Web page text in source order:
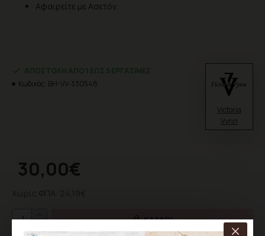
Αφαιρείτε με Ασετόν.
30,00€
ΑΠΟΣΤΟΛΉ ΑΠΌ 1 ΈΩΣ 5 ΕΡΓΆΣΙΜΕΣ
Κωδικός: BH-VV-330548
Victoria
Vynn
ΚΑΛΆΘΙ